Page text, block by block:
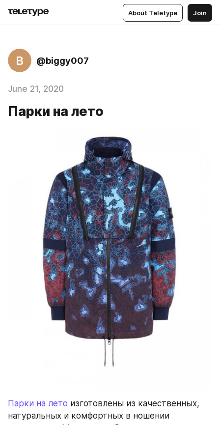
About Teletype Join
B @biggy007
June 21, 2020
Парки на лето
Парки на лето изготовлены из качественных,
натуральных и комфортных в ношении